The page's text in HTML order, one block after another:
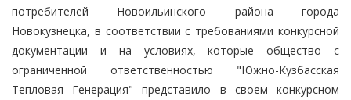
потребителей Новоильинского района города
Новокузнецка, в соответствии с требованиями конкурсной
документации и на условиях, которые общество с
ограниченной ответственностью "Южно-Кузбасская
Тепловая Генерация" представило в своем конкурсном